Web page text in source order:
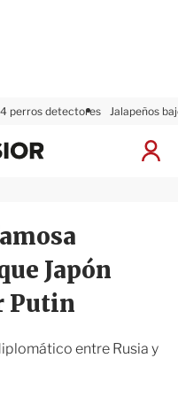
perros detectores Jalapeños
I
ó
n
x
i
o
r
Japón
Putin
entre Rusia y